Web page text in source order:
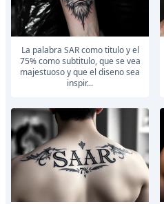
la palabra SAR como titulo y el
75% como subtitulo, que se vea
majestuoso y que el diseno sea
inspir...